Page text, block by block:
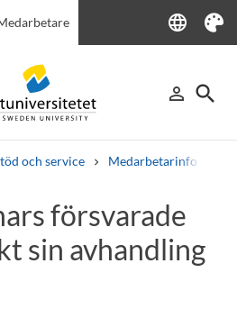
language
Language
Tema
person_outline
Logga in
search
Sök
och service Medarbetarinfo
Välkomstbrev Personal
försvarade
sin avhandling